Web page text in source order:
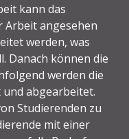
kann das
Arbeit angesehen
werden, was
Danach können die
werden die
abgearbeitet.
Studierenden zu
mit einer